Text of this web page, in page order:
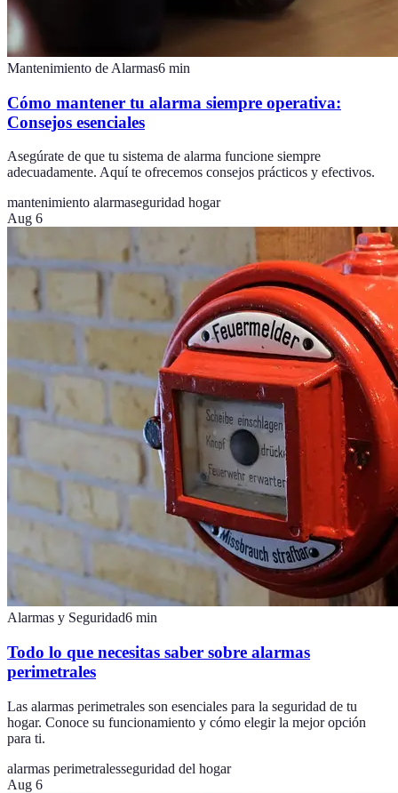
Mantenimiento de Alarmas6 min
Cómo mantener tu alarma siempre operativa:
Consejos esenciales
Asegúrate de que tu sistema de alarma funcione siempre
adecuadamente. Aquí te ofrecemos consejos prácticos y efectivos.
mantenimiento alarmaseguridad hogar
Aug 6
Alarmas y Seguridad6 min
Todo lo que necesitas saber sobre alarmas
perimetrales
Las alarmas perimetrales son esenciales para la seguridad de tu
hogar. Conoce su funcionamiento y cómo elegir la mejor opción
para ti.
alarmas perimetralesseguridad del hogar
Aug 6